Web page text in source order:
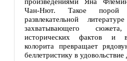
Чан-Нют. Такое порой
развлекательной
захватывающего
исторических фактов и
колорита превращает
беллетристику в удовольствие